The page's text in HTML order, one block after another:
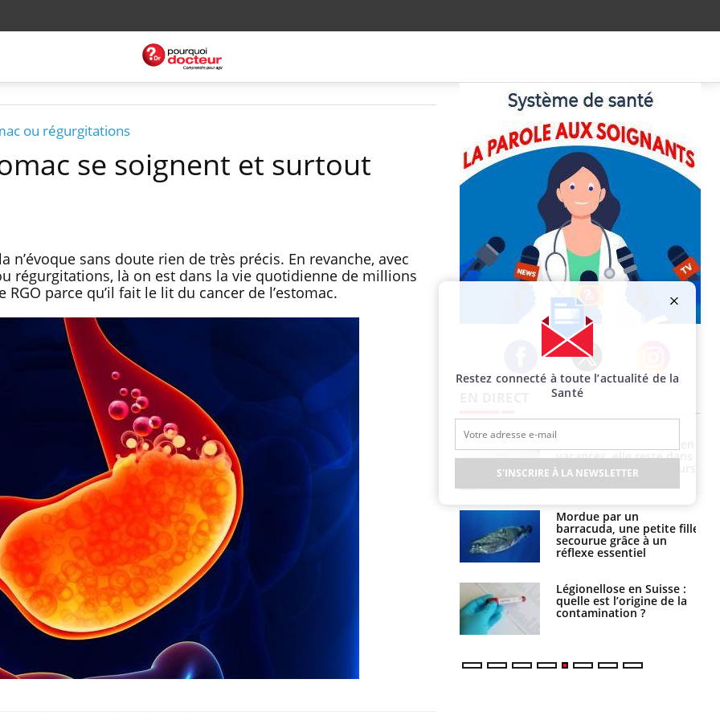
ou régurgitations
se soignent et surtout
n’évoque sans doute rien de très précis. En revanche, avec
régurgitations, là on est dans la vie quotidienne de millions
parce qu’il fait le lit du cancer de l’estomac.
Facebook Twitter Instagram
Pourquoi votre ventre
gâche-t-il les premiers
jours de vos vacances ?
Fortes chaleurs :
pourquoi le risque de
noyade grimpe-t-il ?
Le Viagra pourrait-il
freiner la propagation du
cancer ?
Pourquoi manger moins
de protéines pourrait
finalement être bénéfique
Grossesse et chaleur : ce
vacances, elle reste dans
le coma pendant 42 jours
Mordue par un
barracuda, une petite fille
secourue grâce à un
réflexe essentiel
Légionellose en Suisse :
quelle est l’origine de la
contamination ?
Restez connecté à toute l’actualité de la
Santé
S'INSCRIRE À LA NEWSLETTER